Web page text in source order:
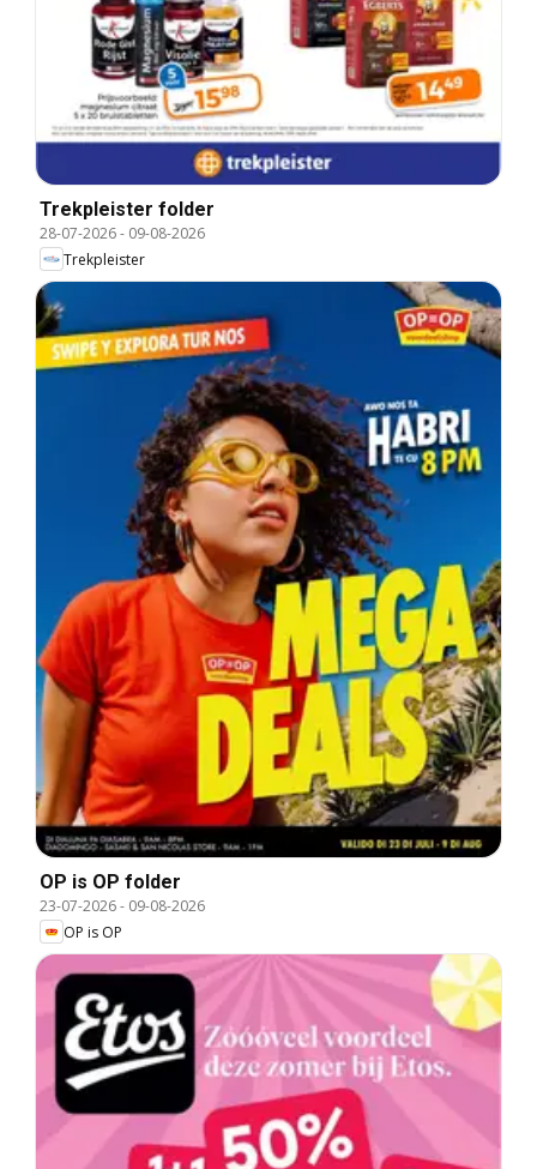
Trekpleister folder
28-07-2026- 09-08-2026
Trekpleister
OP is OP folder
23-07-2026- 09-08-2026
OP is OP